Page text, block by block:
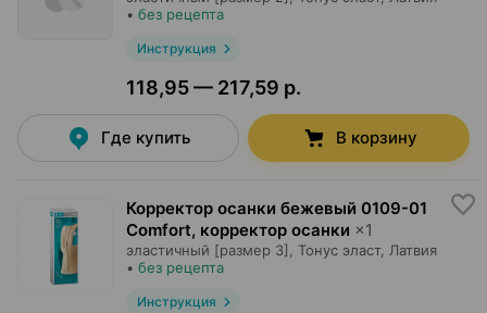
• без рецепта
Инструкция
118,95 — 217,59 р.
Где купить В корзину
Корректор осанки бежевый 0109-01
Comfort, корректор осанки ×1
эластичный [размер 3], Тонус эласт, Латвия
• без рецепта
Инструкция